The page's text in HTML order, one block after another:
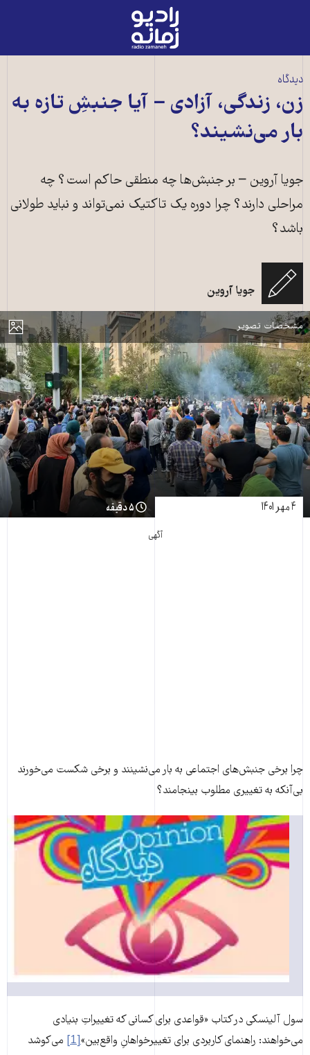
رادیو
زمانه
اصلی
دیدگاه
زن، زندگی، آزادی − آیا جنبشِ تازه‌ به
بار می‌نشیند؟
جویا آروین – بر جنبش‌ها چه منطقی حاکم است؟ چه
مراحلی دارند؟ چرا دوره یک تاکتیک نمی‌تواند و نباید طولانی
باشد؟
جویا آروین
نمایش
مشخصات تصویر
اعتراضات به قتل حکومتی مهسا (ژینا) امینی ـ عکس از خبرگزاری فرانسه
۴ مهر ۱۴۰۱ ۵ دقیقه
آگهی
چرا برخی جنبش‌های اجتماعی به بار می‌نشینند و برخی شکست می‌خورند
بی‌آنکه به تغییری مطلوب بینجامند؟
سول آلینسکی در کتاب «قواعدی برای کسانی که تغییراتِ بنیادی
می‌خواهند: راهنمای کاربردی برای تغییرخواهانِ واقع‌بین»[1]
می‌کوشد